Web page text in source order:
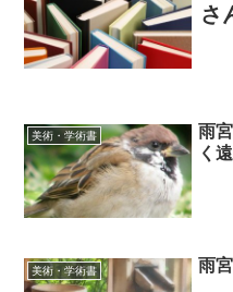
さ
美術・学術書
雨
く
美術・学術書 雨